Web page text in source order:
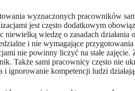
wyznaczonych pracowników
jest często dodatkowym
niewielką wiedzę o zasadach
i nie wymagające
nie powinny liczyć na stałe
Także sami pracownicy często nie
ignorowanie kompetencji ludzi